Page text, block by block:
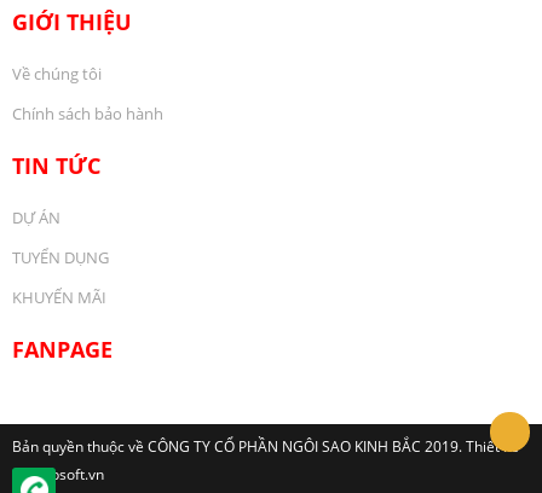
GIỚI THIỆU
Về chúng tôi
Chính sách bảo hành
TIN TỨC
DỰ ÁN
TUYỂN DỤNG
KHUYẾN MÃI
FANPAGE
Bản quyền thuộc về CÔNG TY CỔ PHẦN NGÔI SAO KINH BẮC 2019. Thiết kế
bởi: Hpsoft.vn